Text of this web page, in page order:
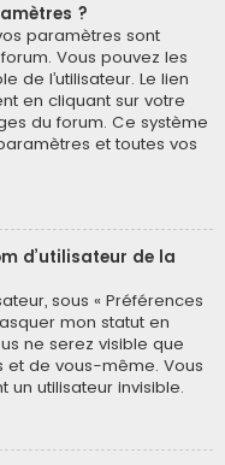
?
paramètres sont
Vous pouvez les
de l’utilisateur. Le lien
en cliquant sur votre
du forum. Ce système
et toutes vos
d’utilisateur de la
sous « Préférences
mon statut en
ne serez visible que
et de vous-même. Vous
utilisateur invisible.